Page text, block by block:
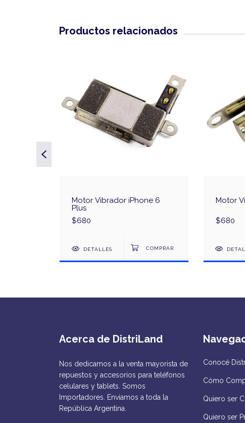
Productos relacionados
Motor Vibrador iPhone 6
Plus
$680
DETALLES
Motor
$680
Acerca de DistriLand
Nos dedicamos a la venta mayorista de
repuestos y accesorios para teléfonos
celulares y tablets. Somos
Importadores. Enviamos a toda la
República Argentina.
Conocé
Cómo
Quiero ser
Quiero ser